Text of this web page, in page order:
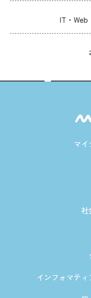
IT・
マイ
社
インフォマテ